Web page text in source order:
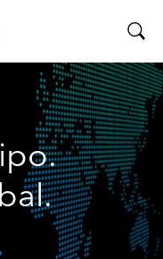
o
g
g
l
S
e
a
r